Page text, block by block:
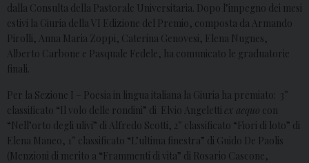
dalla Consulta della Pastorale Universitaria. Dopo l’impegno dei mesi
estivi la Giuria della VI Edizione del Premio, composta da Armando
Pirolli, Anna Maria Zoppi, Caterina Genovesi, Elena Nugnes,
Alberto Carbone e Pasquale Fedele, ha comunicato le graduatorie
finali.
Per la Sezione I – Poesia in lingua italiana la Giuria ha premiato: 3°
classificato “Il volo delle rondini” di Elvio Angeletti ex aequo con
“Nell’orto degli ulivi” di Alfredo Scotti, 2° classificato “Fiori di loto” di
Elena Maneo, 1° classificato “L’ultima finestra” di Guido De Paolis
(Menzioni di merito a “Frammenti di vita” di Rosario Cascone,